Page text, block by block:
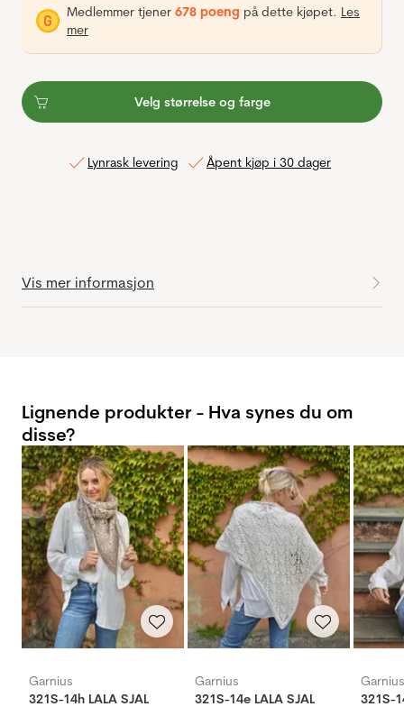
Medlemmer tjener 678 poeng på dette kjøpet. Les
mer
Velg størrelse og farge
Lynrask levering Åpent kjøp i 30 dager
Vis mer informasjon
Lignende produkter - Hva synes du om
disse?
Garnius
321S-14h LALA SJAL
Garnius
321S-14e LALA SJAL
Garnius
321S-